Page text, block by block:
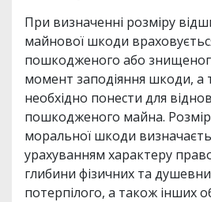
При визначенні розміру
майнової шкоди
пошкодженого або
момент заподіяння шкоди, а
необхідно понести для
пошкодженого майна.
моральної шкоди
урахуванням характеру
глибини фізичних та
потерпілого, а також інших